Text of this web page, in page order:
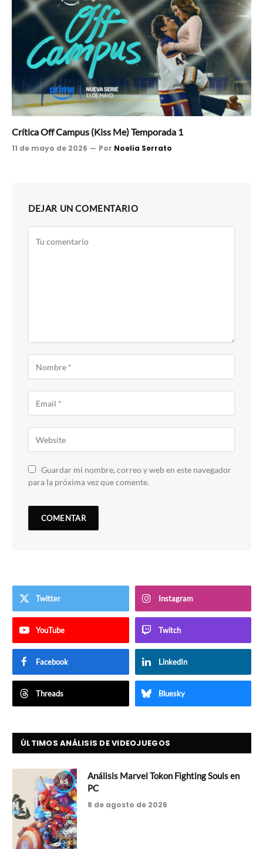
Crítica Off Campus (Kiss Me) Temporada 1
11 de mayo de 2026 Por Noelia Serrato
DEJAR UN COMENTARIO
Guardar mi nombre, correo y web en este navegador
para la próxima vez que comente.
Twitter Instagram
YouTube Twitch
Facebook LinkedIn
Threads Bluesky
ÚLTIMOS ANÁLISIS DE VIDEOJUEGOS
6.5
Análisis Marvel Tokon Fighting Souls en
PC
8 de agosto de 2026